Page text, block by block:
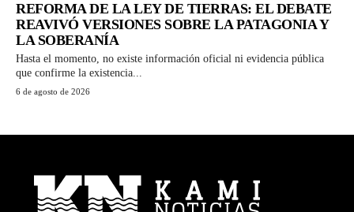
REFORMA DE LA LEY DE TIERRAS: EL DEBATE
REAVIVÓ VERSIONES SOBRE LA PATAGONIA Y
LA SOBERANÍA
Hasta el momento, no existe información oficial ni evidencia pública
que confirme la existencia...
6 de agosto de 2026